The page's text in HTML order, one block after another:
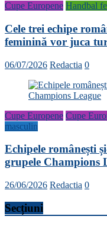
Cupe Europene Handbal
Cele trei echipe
feminină vor juca
06/07/2026 Redactia 0
Cupe Europene Cupe
masculin
Echipele românești
grupele Champions
26/06/2026 Redactia 0
Secțiuni